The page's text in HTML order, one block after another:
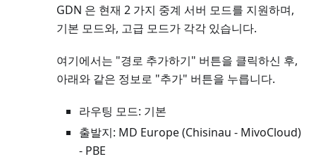
GDN 은 현재 2 가지 중계 서버 모드를 지원하며,
기본 모드와, 고급 모드가 각각 있습니다.
여기에서는 "경로 추가하기" 버튼을 클릭하신 후,
아래와 같은 정보로 "추가" 버튼을 누릅니다.
라우팅 모드: 기본
출발지: MD Europe (Chisinau - MivoCloud)
- PBE